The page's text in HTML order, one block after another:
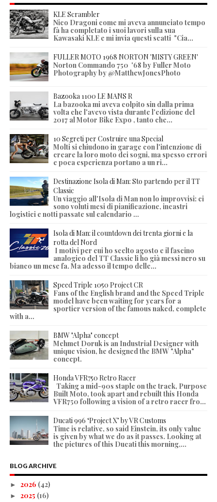
KLE Scrambler
Nico Dragoni come mi aveva annunciato tempo
fà ha completato i suoi lavori sulla sua
Kawasaki KLE e mi invia questi scatti "Cia...
FULLER MOTO 1968 NORTON 'MISTY GREEN'
Norton Commando 750 '68 by Fuller Moto
Photography by @MatthewJonesPhoto
Bazooka 1100 LE MANS R
La bazooka mi aveva colpito sin dalla prima
volta che l'avevo vista durante l'edizione del
2017 al Motor Bike Expo , tanto che...
10 Segreti per Costruire una Special
Molti si chiudono in garage con l'intenzione di
creare la loro moto dei sogni, ma spesso errori
e poca esperienza portano a un ri...
Destinazione Isola di Man: Sto partendo per il TT
Classic
Un viaggio all'Isola di Man non lo improvvisi: ci
sono voluti mesi di pianificazione, incastri
logistici e notti passate sul calendario ...
Isola di Man: il countdown dei trenta giorni e la
rotta del Nord
I motivi per cui ho scelto agosto e il fascino
analogico del TT Classic li ho già messi nero su
bianco un mese fa. Ma adesso il tempo delle...
Speed Triple 1050 Project CR
Fans of the English brand and the Speed Triple
model have been waiting for years for a
sportier version of the famous naked, complete
with a...
BMW "Alpha" concept
Mehmet Doruk is an Industrial Designer with
unique vision, he designed the BMW "Alpha"
concept.
Honda VFR750 Retro Racer
Taking a mid-90s staple on the track, Purpose
Built Moto, took apart and rebuilt this Honda
VFR750 following a vision of a retro racer fro...
Ducati 996 ‘Project X’ by VR Customs
Time is relative, so said Einstein, its only value
is given by what we do as it passes. Looking at
the pictures of this Ducati this morning,...
BLOG ARCHIVE
► 2026 (42)
► 2025 (16)